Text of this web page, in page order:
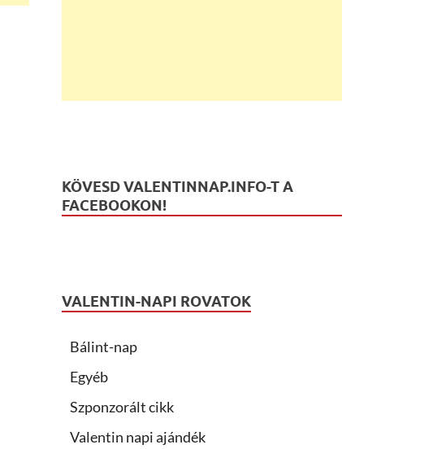
KÖVESD VALENTINNAP.INFO-T A
FACEBOOKON!
VALENTIN-NAPI ROVATOK
Bálint-nap
Egyéb
Szponzorált cikk
Valentin napi ajándék